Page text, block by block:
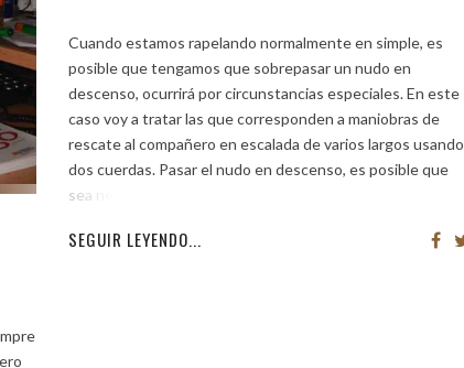
Cuando estamos rapelando normalmente en simple, es
posible que tengamos que sobrepasar un nudo en
descenso, ocurrirá por circunstancias especiales. En este
caso voy a tratar las que corresponden a maniobras de
rescate al compañero en escalada de varios largos usando
dos cuerdas. Pasar el nudo en descenso, es posible que
sea necesario
SEGUIR LEYENDO...